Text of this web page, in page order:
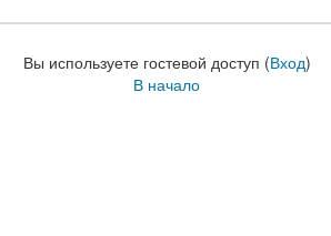
Вы используете гостевой доступ (Вход)
В начало